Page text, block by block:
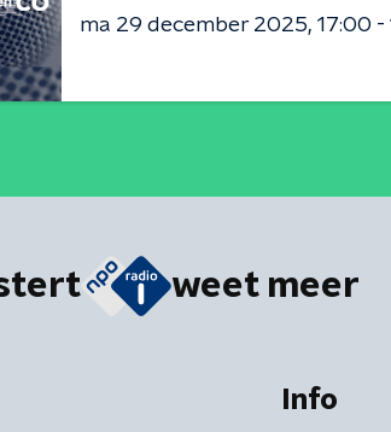
ma 29 december 2025 17:00 -
weet meer
Info